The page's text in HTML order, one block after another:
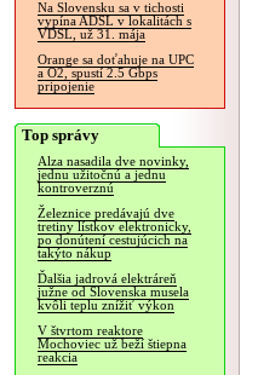
Na Slovensku sa v tichosti
vypína ADSL v lokalitách s
VDSL, už 31. mája
Orange sa doťahuje na UPC
a O2, spustí 2.5 Gbps
pripojenie
Top správy
Alza nasadila dve novinky,
jednu užitočnú a jednu
kontroverznú
Železnice predávajú dve
tretiny lístkov elektronicky,
po donútení cestujúcich na
takýto nákup
Ďalšia jadrová elektráreň
južne od Slovenska musela
kvôli teplu znížiť výkon
V štvrtom reaktore
Mochoviec už beží štiepna
reakcia